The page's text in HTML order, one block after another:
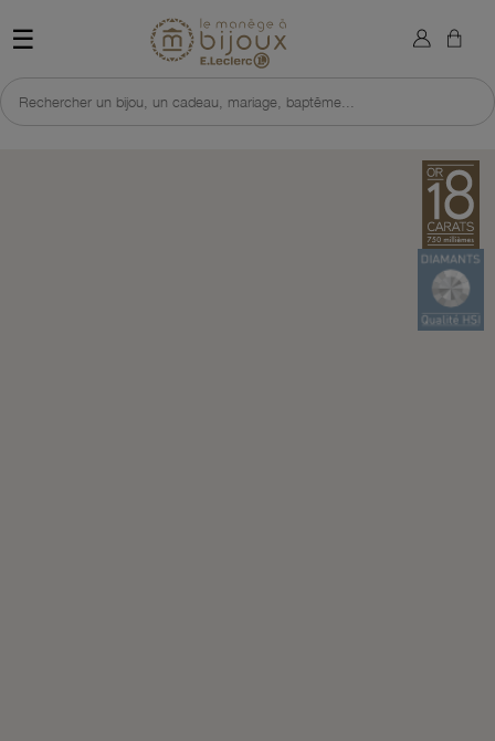
☰ Retour à l'accueil du site
Rechercher un bijou, un cadeau, mariage, baptême...
×